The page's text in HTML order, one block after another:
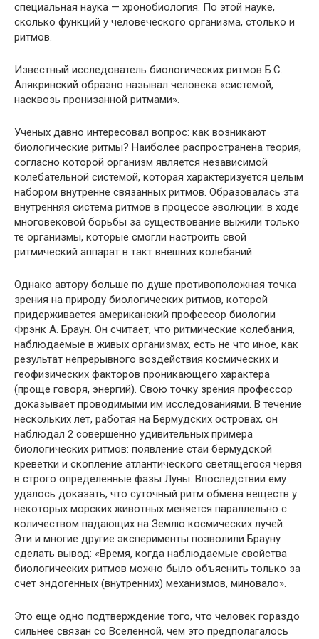
специальная наука — хронобиология. По этой науке,
сколько функций у человеческого организма, столько и
ритмов.
Известный исследователь биологических ритмов Б.С.
Алякринский образно называл человека «системой,
насквозь пронизанной ритмами».
Ученых давно интересовал вопрос: как возникают
биологические ритмы? Наиболее распространена теория,
согласно которой организм является независимой
колебательной системой, которая характеризуется целым
набором внутренне связанных ритмов. Образовалась эта
внутренняя система ритмов в процессе эволюции: в ходе
многовековой борьбы за существование выжили только
те организмы, которые смогли настроить свой
ритмический аппарат в такт внешних колебаний.
Однако автору больше по душе противоположная точка
зрения на природу биологических ритмов, которой
придерживается американский профессор биологии
Фрэнк А. Браун. Он считает, что ритмические колебания,
наблюдаемые в живых организмах, есть не что иное, как
результат непрерывного воздействия космических и
геофизических факторов проникающего характера
(проще говоря, энергий). Свою точку зрения профессор
доказывает проводимыми им исследованиями. В течение
нескольких лет, работая на Бермудских островах, он
наблюдал 2 совершенно удивительных примера
биологических ритмов: появление стаи бермудской
креветки и скопление атлантического светящегося червя
в строго определенные фазы Луны. Впоследствии ему
удалось доказать, что суточный ритм обмена веществ у
некоторых морских животных меняется параллельно с
количеством падающих на Землю космических лучей.
Эти и многие другие эксперименты позволили Брауну
сделать вывод: «Время, когда наблюдаемые свойства
биологических ритмов можно было объяснить только за
счет эндогенных (внутренних) механизмов, миновало».
Это еще одно подтверждение того, что человек гораздо
сильнее связан со Вселенной, чем это предполагалось